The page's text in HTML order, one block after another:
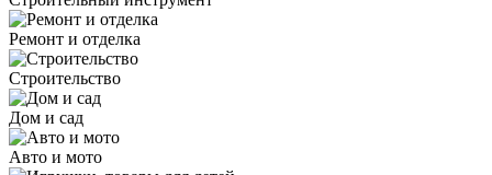
Ремонт и отделка
Строительство
Дом и сад
Авто и мото